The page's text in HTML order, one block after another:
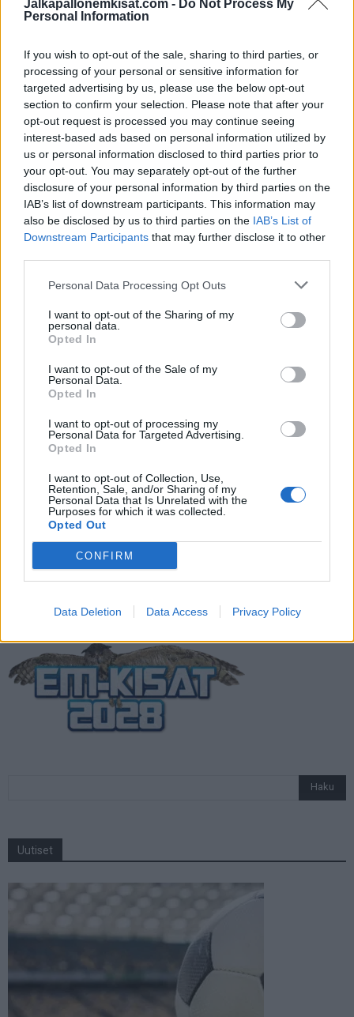
Jalkapallonemkisat.com - Do Not Process My
Personal Information
If you wish to opt-out of the sale, sharing to third parties, or
processing of your personal or sensitive information for
targeted advertising by us, please use the below opt-out
section to confirm your selection. Please note that after your
opt-out request is processed you may continue seeing
interest-based ads based on personal information utilized by
us or personal information disclosed to third parties prior to
your opt-out. You may separately opt-out of the further
disclosure of your personal information by third parties on the
IAB’s list of downstream participants. This information may
also be disclosed by us to third parties on the IAB’s List of
Downstream Participants that may further disclose it to other
Personal Data Processing Opt Outs
I want to opt-out of the Sharing of my
personal data.
Opted In
I want to opt-out of the Sale of my
Personal Data.
Opted In
I want to opt-out of processing my
Personal Data for Targeted Advertising.
Opted In
I want to opt-out of Collection, Use,
Retention, Sale, and/or Sharing of my
Personal Data that Is Unrelated with the
Purposes for which it was collected.
Opted Out
CONFIRM
Data Deletion Data Access Privacy Policy
Futiksen EM-kisat lähestyvät! Niitä odotellessa, voit ottaa
kesäkuuta – 12. heinäkuuta välisenä aikana.
Edellinen artikkeli
Erling Håland iski hattutempun
Bundesliiga-debyytissään
Seuraava artikkeli
Huuhkajien Robert Taylor siirtyy
Brannin riveihin kolmivuotisella
LIITTYVÄT ARTIKKELIT
Suomen MM-karsintojen näkymät –
todellinen jalkapallokommentaattorin
Suomi-Hollanti näkyy ilmaiseksi TV:stä –
Jalkapallon U21 EM-kisat 2025 – tässä
otteluohjelma ja Suomen joukkue
Uutiset